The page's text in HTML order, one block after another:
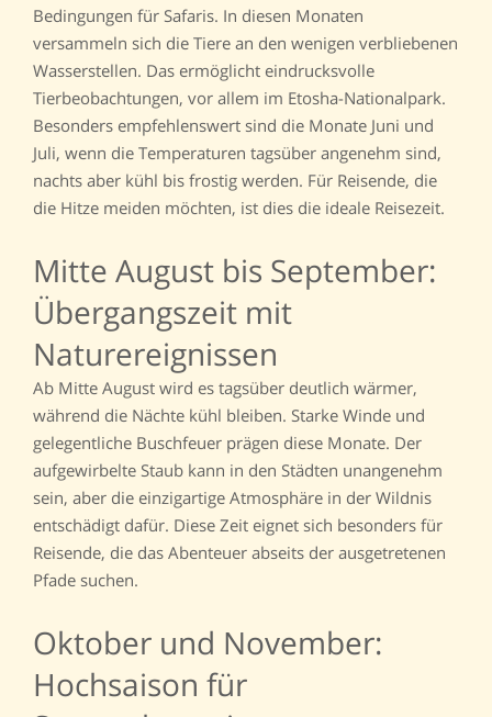
Bedingungen für Safaris. In diesen Monaten
versammeln sich die Tiere an den wenigen verbliebenen
Wasserstellen. Das ermöglicht eindrucksvolle
Tierbeobachtungen, vor allem im Etosha-Nationalpark.
Besonders empfehlenswert sind die Monate Juni und
Juli, wenn die Temperaturen tagsüber angenehm sind,
nachts aber kühl bis frostig werden. Für Reisende, die
die Hitze meiden möchten, ist dies die ideale Reisezeit.
Mitte August bis September:
Übergangszeit mit
Naturereignissen
Ab Mitte August wird es tagsüber deutlich wärmer,
während die Nächte kühl bleiben. Starke Winde und
gelegentliche Buschfeuer prägen diese Monate. Der
aufgewirbelte Staub kann in den Städten unangenehm
sein, aber die einzigartige Atmosphäre in der Wildnis
entschädigt dafür. Diese Zeit eignet sich besonders für
Reisende, die das Abenteuer abseits der ausgetretenen
Pfade suchen.
Oktober und November:
Hochsaison für